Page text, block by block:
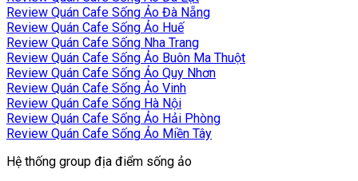
Review Quán Cafe Sống Ảo Đà Nẵng
Review Quán Cafe Sống Ảo Huế
Review Quán Cafe Sống Nha Trang
Review Quán Cafe Sống Ảo Buôn Ma Thuột
Review Quán Cafe Sống Ảo Quy Nhơn
Review Quán Cafe Sống Ảo Vinh
Review Quán Cafe Sống Hà Nội
Review Quán Cafe Sống Ảo Hải Phòng
Review Quán Cafe Sống Ảo Miền Tây
Hệ thống group địa điểm sống ảo